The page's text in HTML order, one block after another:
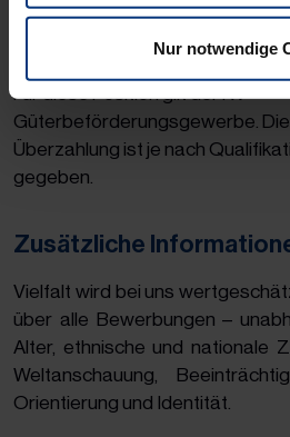
Nur notwendige
Österreichisches
Für diese Position gilt der KV
Güterbeförderungsgewerbe.
Überzahlung ist je nach
gegeben.
Zusätzliche
Vielfalt wird bei uns
über alle Bewerbungen –
Alter, ethnische und nationale
Weltanschauung,
Orientierung und Identität.